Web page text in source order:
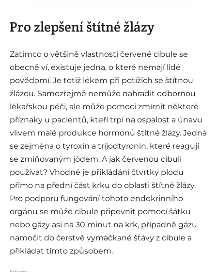
Pro zlepšení štítné žlázy
Zatímco o většině vlastností červené cibule se
obecně ví, existuje jedna, o které nemají lidé
povědomí. Je totiž lékem při potížích se štítnou
žlázou. Samozřejmě nemůže nahradit odbornou
lékařskou péči, ale může pomoci zmírnit některé
příznaky u pacientů, kteří trpí na ospalost a únavu
vlivem malé produkce hormonů štítné žlázy. Jedná
se zejména o tyroxin a trijodtyronin, které reagují
se zmiňovaným jódem. A jak červenou cibuli
používat? Vhodné je přikládání čtvrtky plodu
přímo na přední část krku do oblasti štítné žlázy.
Pro podporu fungování tohoto endokrinního
orgánu se může cibule připevnit pomocí šátku
nebo gázy asi na 30 minut na krk, případně gázu
namočit do čerstvě vymačkané šťávy z cibule a
přikládat tímto způsobem.